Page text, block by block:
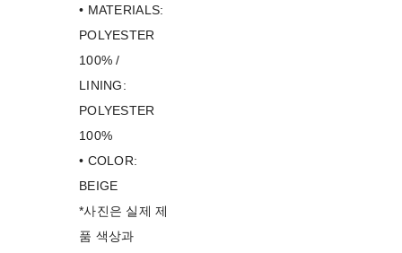
• MATERIALS:
POLYESTER
100% /
LINING:
POLYESTER
100%
• COLOR:
BEIGE
*사진은 실제 제
품 색상과